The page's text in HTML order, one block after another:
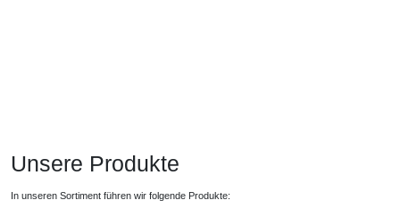
Unsere Produkte
In unseren Sortiment führen wir folgende Produkte: